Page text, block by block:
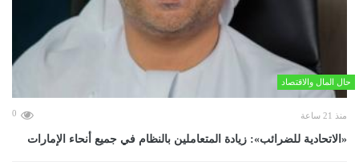
حال المال والاقتصاد
منذ 21 ساعة 0
«الاتحادية للضرائب»: زيادة المتعاملين بالنظام في جميع أنحاء الإمارات